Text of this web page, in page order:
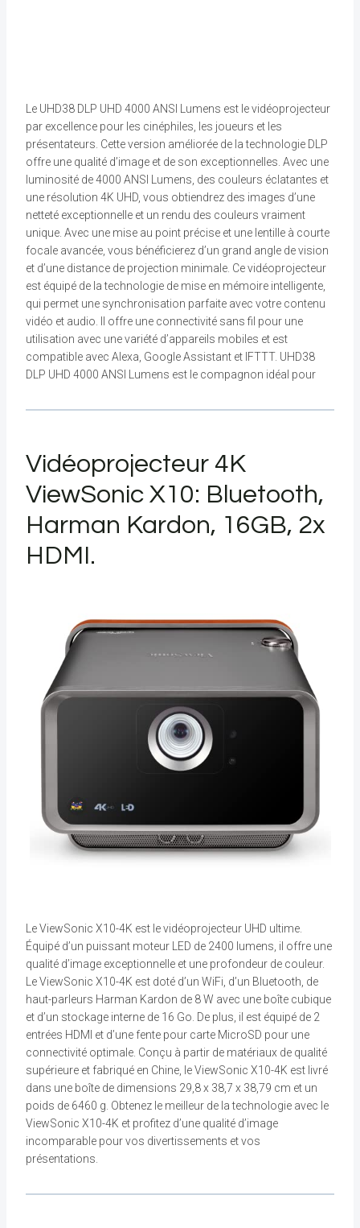
Le UHD38 DLP UHD 4000 ANSI Lumens est le vidéoprojecteur
par excellence pour les cinéphiles, les joueurs et les
présentateurs. Cette version améliorée de la technologie DLP
offre une qualité d’image et de son exceptionnelles. Avec une
luminosité de 4000 ANSI Lumens, des couleurs éclatantes et
une résolution 4K UHD, vous obtiendrez des images d’une
netteté exceptionnelle et un rendu des couleurs vraiment
unique. Avec une mise au point précise et une lentille à courte
focale avancée, vous bénéficierez d’un grand angle de vision
et d’une distance de projection minimale. Ce vidéoprojecteur
est équipé de la technologie de mise en mémoire intelligente,
qui permet une synchronisation parfaite avec votre contenu
vidéo et audio. Il offre une connectivité sans fil pour une
utilisation avec une variété d’appareils mobiles et est
compatible avec Alexa, Google Assistant et IFTTT. UHD38
DLP UHD 4000 ANSI Lumens est le compagnon idéal pour
Vidéoprojecteur 4K
ViewSonic X10: Bluetooth,
Harman Kardon, 16GB, 2x
HDMI.
Le ViewSonic X10-4K est le vidéoprojecteur UHD ultime.
Équipé d’un puissant moteur LED de 2400 lumens, il offre une
qualité d’image exceptionnelle et une profondeur de couleur.
Le ViewSonic X10-4K est doté d’un WiFi, d’un Bluetooth, de
haut-parleurs Harman Kardon de 8 W avec une boîte cubique
et d’un stockage interne de 16 Go. De plus, il est équipé de 2
entrées HDMI et d’une fente pour carte MicroSD pour une
connectivité optimale. Conçu à partir de matériaux de qualité
supérieure et fabriqué en Chine, le ViewSonic X10-4K est livré
dans une boîte de dimensions 29,8 x 38,7 x 38,79 cm et un
poids de 6460 g. Obtenez le meilleur de la technologie avec le
ViewSonic X10-4K et profitez d’une qualité d’image
incomparable pour vos divertissements et vos
présentations.